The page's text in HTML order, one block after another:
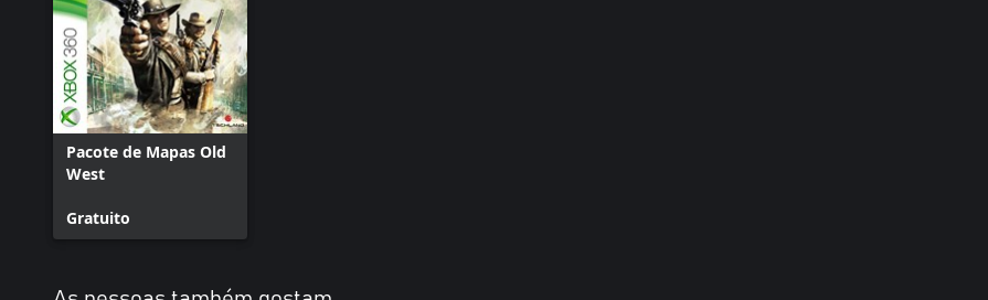
Pacote de Mapas Old
West
Gratuito